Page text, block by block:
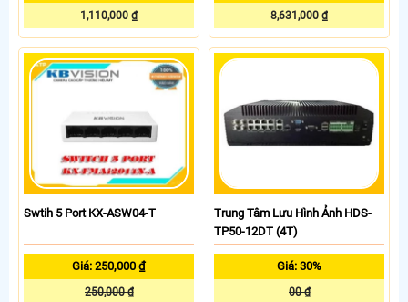
1,110,000 ₫ 8,631,000 ₫
Swtih 5 Port KX-ASW04-T
Giá: 250,000 ₫
250,000 ₫
Trung Tâm Lưu Hình Ảnh HDS-
TP50-12DT (4T)
Giá: 30%
00 ₫